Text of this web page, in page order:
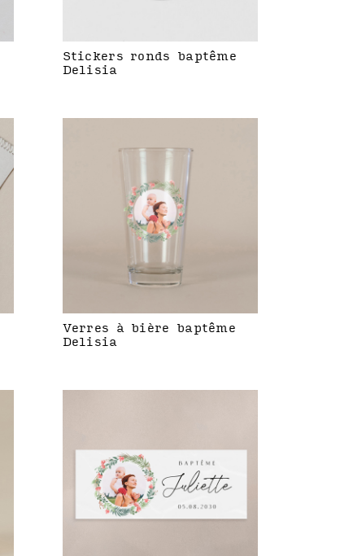
Stickers ronds baptême
Delisia
Verres à bière baptême
Delisia